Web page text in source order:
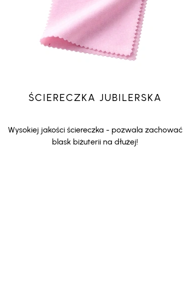
ŚCIERECZKA JUBILERSKA
Wysokiej jakości ściereczka - pozwala zachować
blask biżuterii na dłużej!